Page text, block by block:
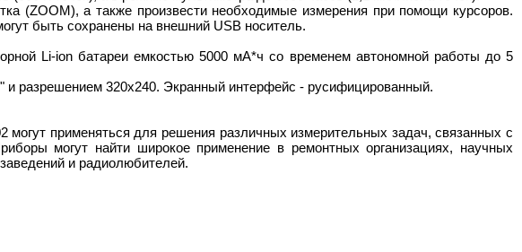
(ZOOM), а также произвести необходимые измерения при помощи курсоров.
быть сохранены на внешний USB носитель.
Li-ion батареи емкостью 5000 мА*ч со временем автономной работы до 5
разрешением 320х240. Экранный интерфейс - русифицированный.
применяться для решения различных измерительных задач, связанных с
могут найти широкое применение в ремонтных организациях, научных
и радиолюбителей.